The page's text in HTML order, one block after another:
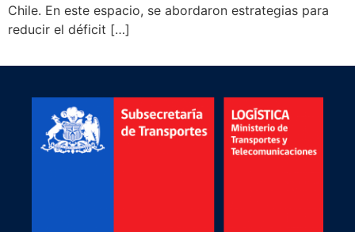
Chile. En este espacio, se abordaron estrategias para
reducir el déficit […]